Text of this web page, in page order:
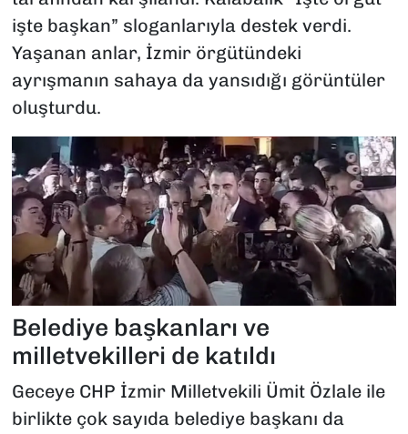
işte başkan” sloganlarıyla destek verdi.
Yaşanan anlar, İzmir örgütündeki
ayrışmanın sahaya da yansıdığı görüntüler
oluşturdu.
Belediye başkanları ve
milletvekilleri de katıldı
Geceye CHP İzmir Milletvekili Ümit Özlale ile
birlikte çok sayıda belediye başkanı da